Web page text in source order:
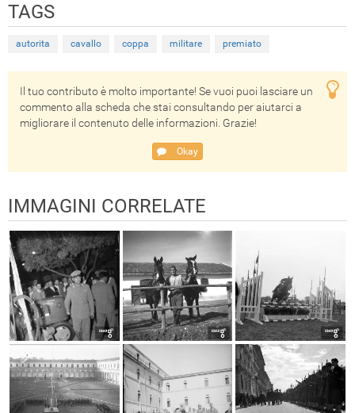
TAGS
autorita cavallo coppa militare premiato
Il tuo contributo è molto importante! Se vuoi puoi lasciare un
commento alla scheda che stai consultando per aiutarci a
migliorare il contenuto delle informazioni. Grazie!
Okay
IMMAGINI CORRELATE